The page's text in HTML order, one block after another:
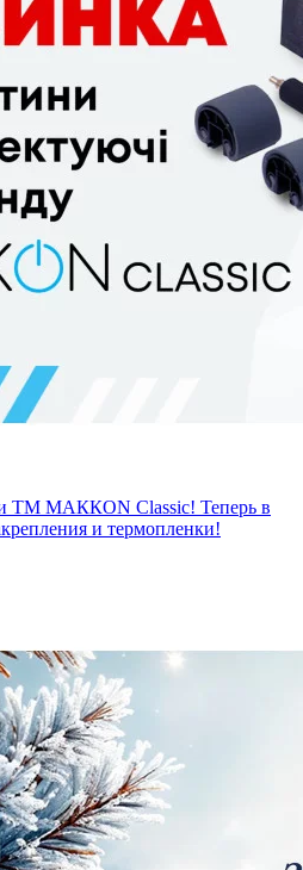
ТМ МАККОN Classic! Теперь в
и термопленки!